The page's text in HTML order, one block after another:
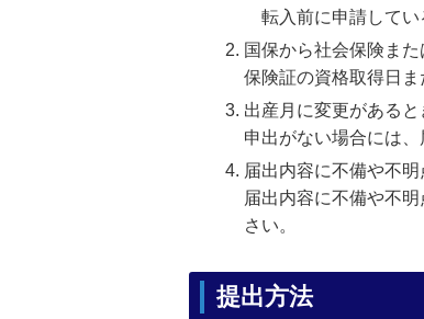
転入前に申請してい
国保から社会保険ま
保険証の資格取得日ま
出産月に変更があると
申出がない場合には、
届出内容に不備や不明
届出内容に不備や不
さい。
提出方法